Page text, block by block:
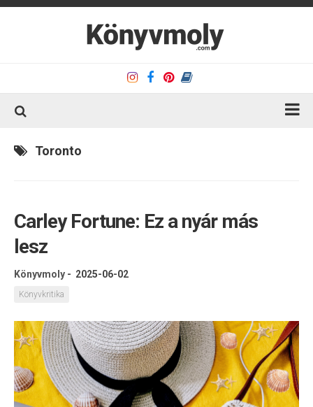
Kapcsolat
Olvasó sarok
Könyveim
Rólam
Toronto
Carley Fortune: Ez a nyár más
lesz
Könyvmoly - 2025-06-02
Könyvkritika